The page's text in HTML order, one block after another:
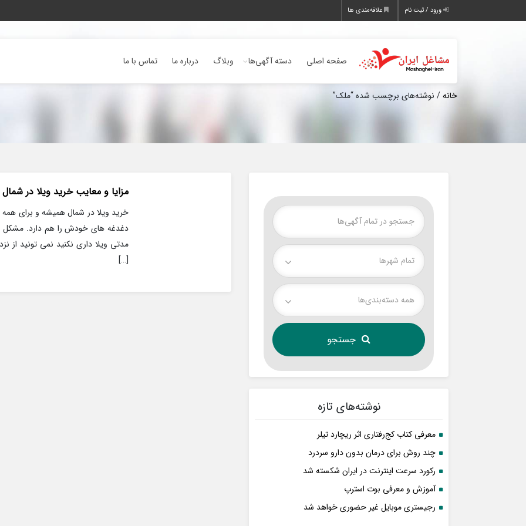
ورود / ثبت نام علاقه‌مندی ها
صفحه اصلی دسته آگهی‌ها وبلاگ درباره ما تماس با ما
خانه/ نوشته‌های برچسب شده “ملک”
تمام شهر‌ها
همه دسته‌بندی‌ها
نوشته‌های تازه
معرفی کتاب کج‌رفتاری اثر ریچارد تیلر
چند روش برای درمان بدون دارو سردرد
رکورد سرعت اینترنت در ایران شکسته شد
آموزش و معرفی بوت استرپ
رجیستری موبایل غیر حضوری خواهد شد
مزایا و معایب خرید ویلا در شمال
خرید ویلا در شمال همیشه و برای همه
دغدغه های خودش را هم دارد. مشکل
مدتی ویلا داری نکنید نمی تونید از
[…]